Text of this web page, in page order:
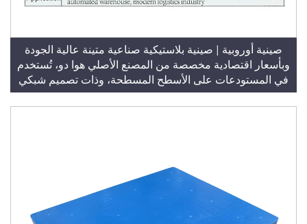
صينية أوروبية | صينية بلاستيكية صناعية متينة عالية الجودة
وبأسعار اقتصادية مخصصة من المصنع الأصلي هوا دو، تُستخدم
في المستودعات على الأسطح المسطحة، وذات تصميم شبكي
يسمح بالتداخل من أربعة اتجاهات، ومناسبة للتراكم على
الرفوف أو الاستخدام المسطح (الطراز T47)